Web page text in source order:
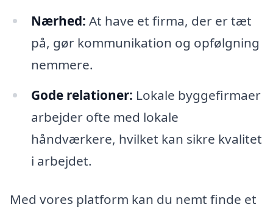
Nærhed: At have et firma, der er tæt
på, gør kommunikation og opfølgning
nemmere.
Gode relationer: Lokale byggefirmaer
arbejder ofte med lokale
håndværkere, hvilket kan sikre kvalitet
i arbejdet.
Med vores platform kan du nemt finde et